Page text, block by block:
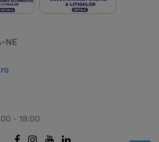
NE
- 18:00